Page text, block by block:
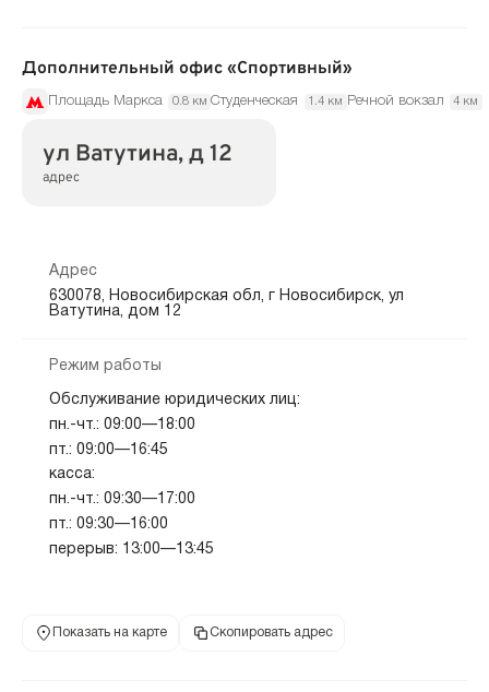
Дополнительный офис «Спортивный»
Площадь Маркса 0.8 км Студенческая 1.4 км Речной вокзал 4 км
ул Ватутина, д 12
адрес
Адрес
630078, Новосибирская обл, г Новосибирск, ул
Ватутина, дом 12
Режим работы
Обслуживание юридических лиц:
пн.-чт.: 09:00—18:00
пт.: 09:00—16:45
касса:
пн.-чт.: 09:30—17:00
пт.: 09:30—16:00
перерыв: 13:00—13:45
Показать на карте Скопировать адрес